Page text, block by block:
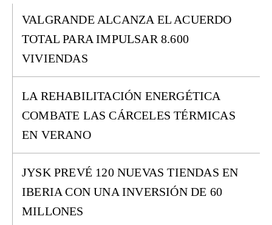
VALGRANDE ALCANZA EL ACUERDO
TOTAL PARA IMPULSAR 8.600
VIVIENDAS
LA REHABILITACIÓN ENERGÉTICA
COMBATE LAS CÁRCELES TÉRMICAS
EN VERANO
JYSK PREVÉ 120 NUEVAS TIENDAS EN
IBERIA CON UNA INVERSIÓN DE 60
MILLONES